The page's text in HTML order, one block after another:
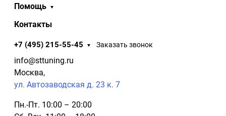
Помощь
Контакты
+7 (495) 215-55-45 Заказать звонок
info@sttuning.ru
Москва,
ул. Автозаводская д. 23 к. 7
Пн.-Пт. 10:00 – 20:00